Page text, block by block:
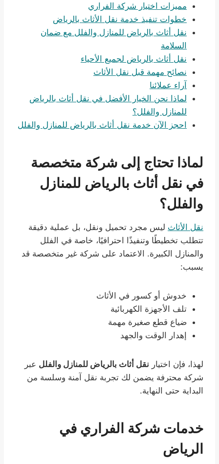
مميزات اختيار شركة الفراري
خطوات تنفيذ خدمة نقل الأثاث بالرياض
نقل أثاث بالرياض للمنازل والفلل مع ضمان
السلامة
نقل أثاث بالرياض لجميع الأحياء
نصائح مهمة قبل نقل الأثاث
آراء عملائنا
لماذا نحن الخيار الأفضل في نقل أثاث بالرياض
للمنازل والفلل؟
احجز الآن خدمة نقل أثاث بالرياض للمنازل والفلل
لماذا تحتاج إلى شركة متخصصة
في نقل أثاث بالرياض للمنازل
والفلل؟
نقل الأثاث ليس مجرد تحميل ونقل، بل عملية دقيقة
تتطلب تخطيطًا وتنفيذًا احترافيًا، خاصة في الفلل
والمنازل الكبيرة. الاعتماد على شركة غير متخصصة قد
يسبب:
خدوش أو كسور في الأثاث
تلف الأجهزة الكهربائية
ضياع قطع صغيرة مهمة
إهدار الوقت والجهد
لهذا، فإن اختيار نقل أثاث بالرياض للمنازل والفلل عبر
شركة محترفة يضمن لك تجربة نقل آمنة وسلسة من
البداية حتى النهاية.
خدمات شركة الفراري في
الرياض